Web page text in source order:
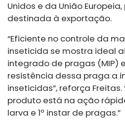
Unidos e da União
destinada à exportação.
“Eficiente no controle da
inseticida se mostra ideal
integrado de pragas (MIP)
resistência dessa praga a
inseticidas”, reforça
produto está na ação
larva e 1º instar de pragas.”